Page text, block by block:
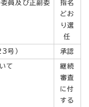
員及び正副委
指名
どお
り選
任
号） 承認
て
継続
審査
に付
する